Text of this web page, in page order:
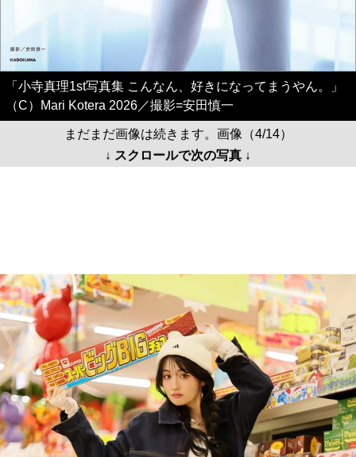
「小寺真理1st写真集 こんなん、好きになってまうやん。」
（C）Mari Kotera 2026／撮影=安田慎一
まだまだ画像は続きます。画像（4/14）
↓ スクロールで次の写真 ↓